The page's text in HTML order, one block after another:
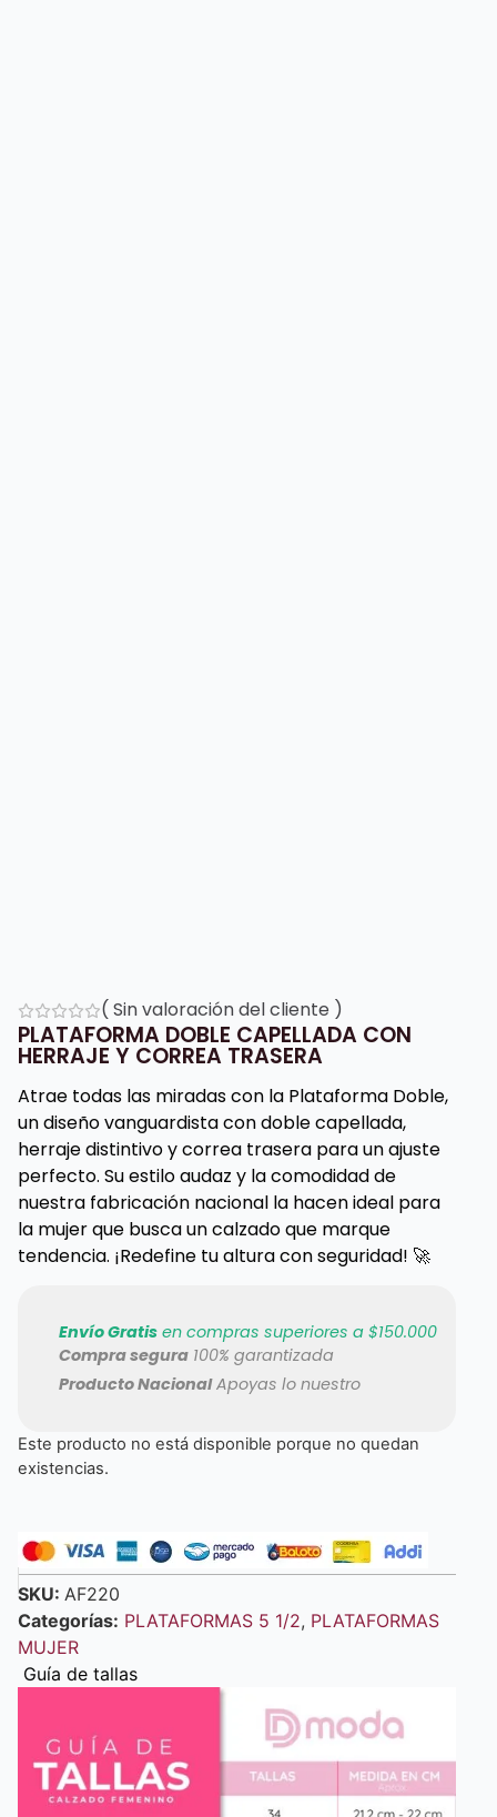
( Sin valoración del cliente )
PLATAFORMA DOBLE CAPELLADA CON
HERRAJE Y CORREA TRASERA
Atrae todas las miradas con la Plataforma Doble,
un diseño vanguardista con doble capellada,
herraje distintivo y correa trasera para un ajuste
perfecto. Su estilo audaz y la comodidad de
nuestra fabricación nacional la hacen ideal para
la mujer que busca un calzado que marque
tendencia. ¡Redefine tu altura con seguridad! 🚀
Envío Gratis en compras superiores a $150.000
Compra segura 100% garantizada
Producto NacionalApoyas lo nuestro
Este producto no está disponible porque no quedan
existencias.
SKU: AF220
Categorías: PLATAFORMAS 5 1/2, PLATAFORMAS
MUJER
Guía de tallas